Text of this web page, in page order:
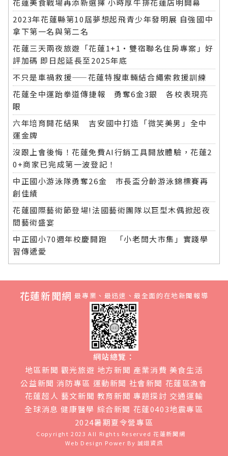
花蓮美食戰場再添新選擇 小時厚牛排花蓮店明開幕
2023年花蓮縣第10屆夢想起飛青少年發明展 自強國中
拿下第一名與第二名
花蓮三天兩夜旅遊「花蓮1+1‧雙宿聯名住房專案」好
評加碼 即日起延長至2025年底
不只是車禍救援——花蓮特搜車輛結合繩索救援訓練
花蓮全中運跆拳道傳捷報 勇奪6金3銀 各校表現亮
眼
六年培育開花結果 吉安國中打造「微笑美男」全中
運金牌
沒跟上會後悔！花蓮免費AI行銷工具開放體驗，花蓮2
0+商家已完成第一波登記！
中正國小游泳隊勇奪26金 市長盃分齡游泳錦標賽再
創佳績
花蓮國際藝術節登場!法國藝術團隊以巨型木偶掀起夜
間藝術盛宴
中正國小70週年校慶開跑 「小老闆大市集」實踐學
習傳遞愛
花蓮新聞網 最專業、最迅速、最全面的在地新聞報導
網站總覽：
地區新聞 觀光旅遊 地方新聞 產業消費 美食生活
公益新聞 消防專區 運動新聞 社會新聞 花蓮區漁會
花蓮超人 藝文新聞 教育新聞 專題探討 交通運輸
全球消息 健康醫學 綜合新聞 花蓮0403地震專區
2024暑期夏令營專區
Copyright 2023 All Rights Reserved花蓮新聞網
Web Design Power By 誠翊資訊